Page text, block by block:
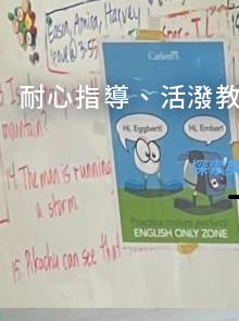
耐心指導、活潑
探索